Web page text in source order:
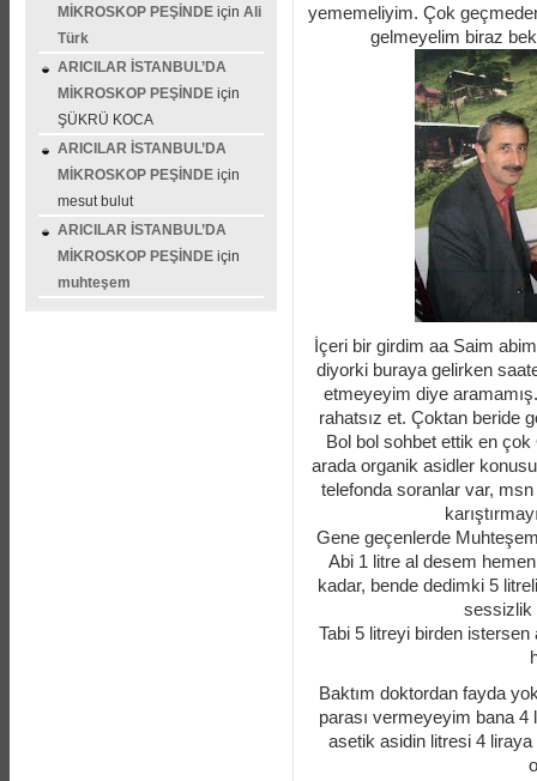
MİKROSKOP PEŞİNDE için Ali
Türk
ARICILAR İSTANBUL’DA
MİKROSKOP PEŞİNDE için
ŞÜKRÜ KOCA
ARICILAR İSTANBUL’DA
MİKROSKOP PEŞİNDE için
mesut bulut
ARICILAR İSTANBUL’DA
MİKROSKOP PEŞİNDE için
muhteşem
yememeliyim. Çok
gelmeyelim biraz
İçeri bir girdim aa Saim
diyorki buraya gelirken
etmeyeyim diye
rahatsız et. Çoktan beride
Bol bol sohbet ettik en çok
arada organik asidler
telefonda soranlar var,
Gene geçenlerde
Abi 1 litre al desem
kadar, bende dedimki 5
sessizlik
Tabi 5 litreyi birden istersen
Baktım doktordan fayda
parası vermeyeyim bana
asetik asidin litresi 4